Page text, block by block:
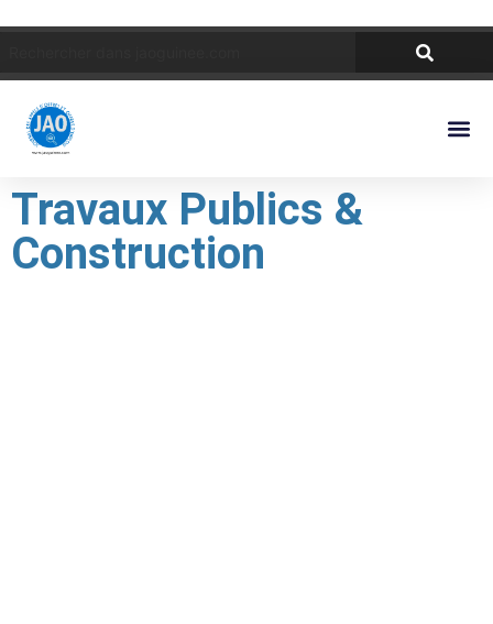
Travaux Publics &
Construction